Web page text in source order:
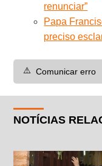
renunciar”
Papa
preciso
⚠️ Comunicar erro
NOTÍCIAS